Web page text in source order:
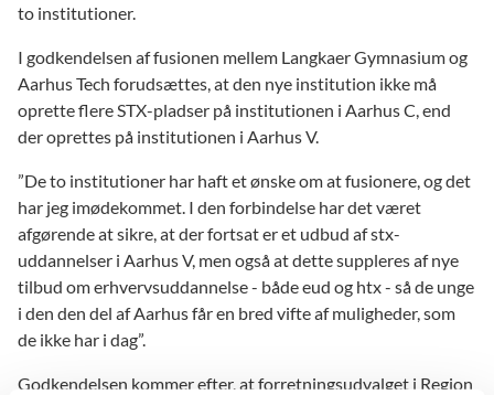
to institutioner.
I godkendelsen af fusionen mellem Langkaer Gymnasium og
Aarhus Tech forudsættes, at den nye institution ikke må
oprette flere STX-pladser på institutionen i Aarhus C, end
der oprettes på institutionen i Aarhus V.
”De to institutioner har haft et ønske om at fusionere, og det
har jeg imødekommet. I den forbindelse har det været
afgørende at sikre, at der fortsat er et udbud af stx-
uddannelser i Aarhus V, men også at dette suppleres af nye
tilbud om erhvervsuddannelse - både eud og htx - så de unge
i den den del af Aarhus får en bred vifte af muligheder, som
de ikke har i dag”.
Godkendelsen kommer efter, at forretningsudvalget i Region